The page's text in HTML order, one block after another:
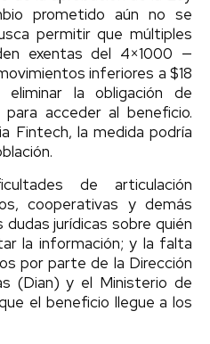
prometido aún no se
permitir que múltiples
exentas del 4×1000 —
inferiores a $18
la obligación de
acceder al beneficio.
Fintech, la medida podría
de articulación
cooperativas y demás
jurídicas sobre quién
la información; y la falta
por parte de la Dirección
(Dian) y el Ministerio de
el beneficio llegue a los